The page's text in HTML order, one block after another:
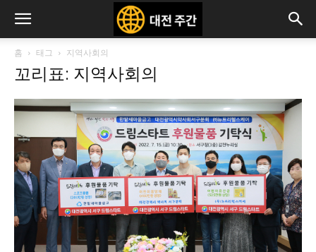
홈 태그 지역사회의
꼬리표: 지역사회의